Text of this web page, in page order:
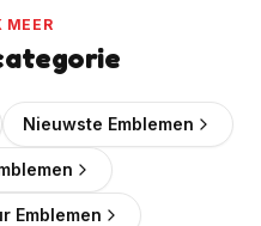
MEER
Nieuwste Emblemen
Emblemen